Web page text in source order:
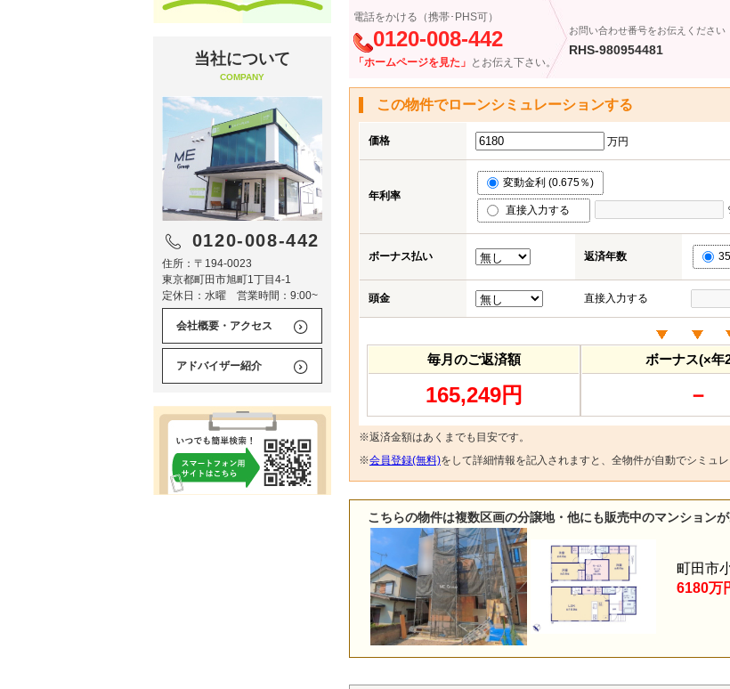
電話をかける（携帯･PHS可）
0120-008-442
「ホームページを見た」 とお伝え下さい。
お問い合わせ番号をお伝えください
RHS-980954481
この物件でローンシミュレーションする
価格 万円
年利率
変動金利 (0.675％)
直接入力する
ボーナス払い 返済年数
頭金 直接入力する
毎月のご返済額
165,249円
ボーナス(×年
－
※返済金額はあくまでも目安です。
※会員登録(無料)をして詳細情報を記入されますと、全物件が自動でシミュ
こちらの物件は複数区画の分譲地・他にも販売中のマンションが
町田市
6180万
当社について
COMPANY
0120-008-442
住所：〒194-0023
東京都町田市旭町1丁目4-1
定休日：水曜 営業時間：9:00~
会社概要・アクセス
アドバイザー紹介